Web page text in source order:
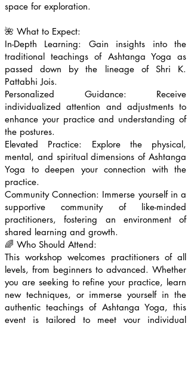
space for exploration.
🌺 What to Expect:
In-Depth Learning: Gain insights into the
traditional teachings of Ashtanga Yoga as
passed down by the lineage of Shri K.
Pattabhi Jois.
Personalized Guidance: Receive
individualized attention and adjustments to
enhance your practice and understanding of
the postures.
Elevated Practice: Explore the physical,
mental, and spiritual dimensions of Ashtanga
Yoga to deepen your connection with the
practice.
Community Connection: Immerse yourself in a
supportive community of like-minded
practitioners, fostering an environment of
shared learning and growth.
🌈 Who Should Attend:
This workshop welcomes practitioners of all
levels, from beginners to advanced. Whether
you are seeking to refine your practice, learn
new techniques, or immerse yourself in the
authentic teachings of Ashtanga Yoga, this
event is tailored to meet your individual